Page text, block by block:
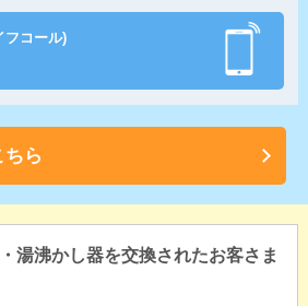
フコール)
ら
湯沸かし器を交換されたお客さま